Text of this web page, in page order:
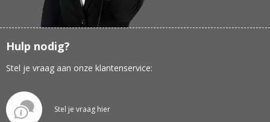
Hulp nodig?
Stel je vraag aan onze klantenservice:
Stel je vraag hier